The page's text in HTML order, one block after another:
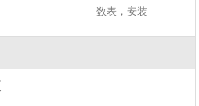
数表，安装